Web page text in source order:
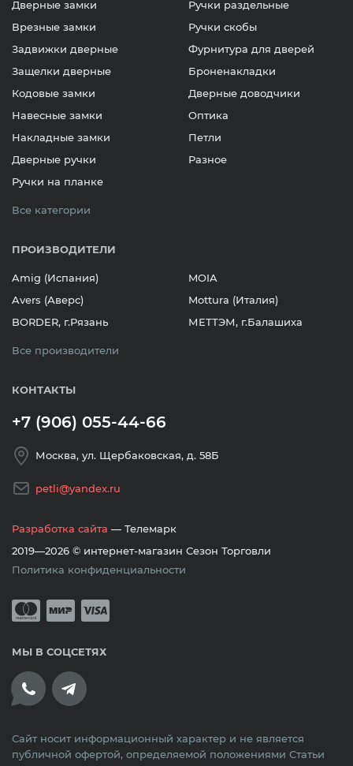
Дверные замки
Врезные замки
Задвижки дверные
Защелки дверные
Кодовые замки
Навесные замки
Накладные замки
Дверные ручки
Ручки на планке
Ручки раздельные
Ручки скобы
Фурнитура для дверей
Броненакладки
Дверные доводчики
Оптика
Петли
Разное
Все категории
ПРОИЗВОДИТЕЛИ
Amig (Испания)
Avers (Аверс)
BORDER, г.Рязань
MOIA
Mottura (Италия)
МЕТТЭМ, г.Балашиха
Все производители
КОНТАКТЫ
+7 (906) 055-44-66
Москва, ул. Щербаковская, д. 58Б
petli@yandex.ru
Разработка сайта — Телемарк
2019—2026 © интернет-магазин Сезон Торговли
Политика конфиденциальности
Принимается оплата банковскими
МЫ В СОЦСЕТЯХ
Сайт носит информационный характер и не является
публичной офертой, определяемой положениями Статьи